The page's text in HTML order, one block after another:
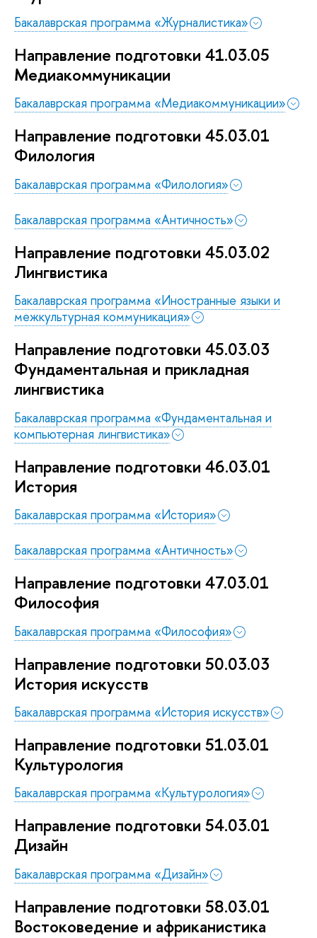
Бакалаврская программа «Журналистика»
Направление подготовки 41.03.05
Медиакоммуникации
Бакалаврская программа «Медиакоммуникации»
Направление подготовки 45.03.01
Филология
Бакалаврская программа «Филология»
Бакалаврская программа «Античность»
Направление подготовки 45.03.02
Лингвистика
Бакалаврская программа «Иностранные языки и
межкультурная коммуникация»
Направление подготовки 45.03.03
Фундаментальная и прикладная
лингвистика
Бакалаврская программа «Фундаментальная и
компьютерная лингвистика»
Направление подготовки 46.03.01
История
Бакалаврская программа «История»
Бакалаврская программа «Античность»
Направление подготовки 47.03.01
Философия
Бакалаврская программа «Философия»
Направление подготовки 50.03.03
История искусств
Бакалаврская программа «История искусств»
Направление подготовки 51.03.01
Культурология
Бакалаврская программа «Культурология»
Направление подготовки 54.03.01
Дизайн
Бакалаврская программа «Дизайн»
Направление подготовки 58.03.01
Востоковедение и африканистика